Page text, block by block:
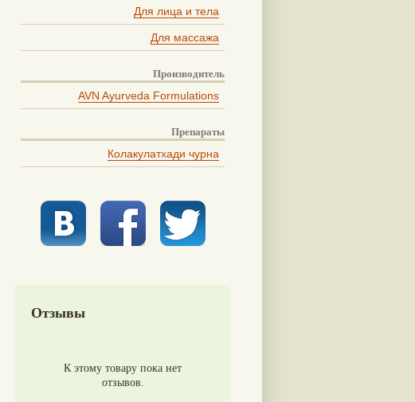
Для лица и тела
Для массажа
Производитель
AVN Ayurveda Formulations
Препараты
Колакулатхади чурна
Отзывы
К этому товару пока нет
отзывов.